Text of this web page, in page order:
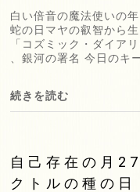
白い倍音の魔法使いの
蛇の日マヤの叡智から
「コズミック・ダイア
、銀河の署名 今日のキ
続きを読む
自己存在の月
クトルの種の日